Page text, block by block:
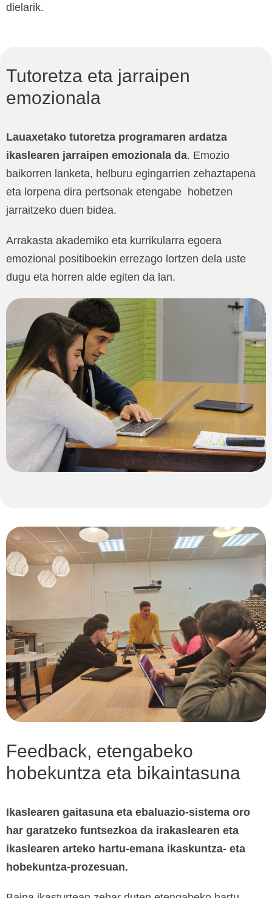
dielarik.
Tutoretza eta jarraipen
emozionala
Lauaxetako tutoretza programaren ardatza
ikaslearen jarraipen emozionala da. Emozio
baikorren lanketa, helburu egingarrien zehaztapena
eta lorpena dira pertsonak etengabe hobetzen
jarraitzeko duen bidea.
Arrakasta akademiko eta kurrikularra egoera
emozional positiboekin errezago lortzen dela uste
dugu eta horren alde egiten da lan.
Feedback, etengabeko
hobekuntza eta bikaintasuna
Ikaslearen gaitasuna eta ebaluazio-sistema oro
har garatzeko funtsezkoa da irakaslearen eta
ikaslearen arteko hartu-emana ikaskuntza- eta
hobekuntza-prozesuan.